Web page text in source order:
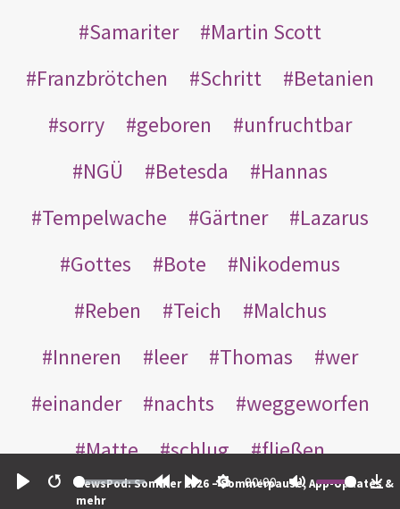
Restart
00:00
NewsPod: Sommer 2026 – Sommerpause, App-Updates &
mehr
Samariter
Martin Scott
Franzbrötchen
Schritt
Betanien
sorry
geboren
unfruchtbar
NGÜ
Betesda
Hannas
Tempelwache
Gärtner
Lazarus
Gottes
Bote
Nikodemus
Reben
Teich
Malchus
Inneren
leer Thomas
wer
einander
nachts
weggeworfen
Matte
schlug
fließen
Rabbuni
Martha Opferlamm